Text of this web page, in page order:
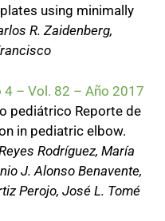
using minimally
R. Zaidenberg,
4 – Vol. 82 – Año 2017
pediátrico Reporte de
in pediatric elbow.
Rodríguez, María
J. Alonso Benavente,
Perojo, José L. Tomé